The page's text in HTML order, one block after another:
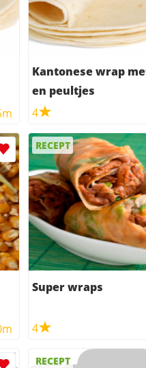
Kantonese wrap
en peultjes
4
RECEPT
Super wraps
4
RECEPT